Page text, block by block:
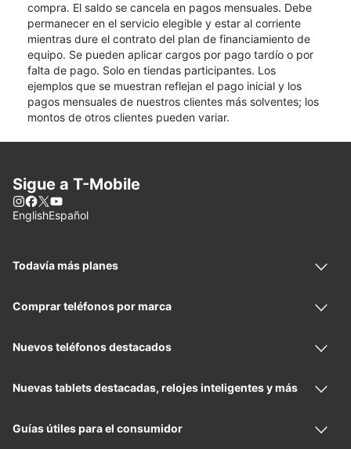
compra. El saldo se cancela en pagos mensuales. Debe
permanecer en el servicio elegible y estar al corriente
mientras dure el contrato del plan de financiamiento de
equipo. Se pueden aplicar cargos por pago tardío o por
falta de pago. Solo en tiendas participantes. Los
ejemplos que se muestran reflejan el pago inicial y los
pagos mensuales de nuestros clientes más solventes; los
montos de otros clientes pueden variar.